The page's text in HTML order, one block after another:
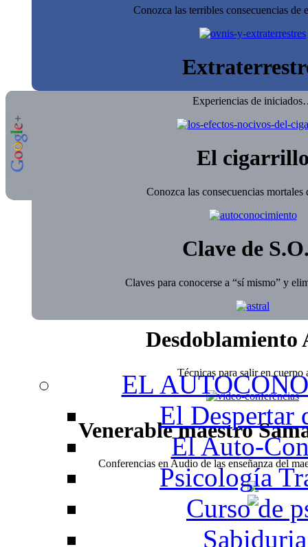
Conozca las terribles consecuencias de
Experiencias de
El
Conozca las consecuencias mortales
Clave de
Claves para conocerse a “sí mismo” y
Desdoblamiento
Técnicas para salir en cuerpo
Venerable maestro
Conferencias en Audio de las enseñanza del
EL
El Despertar
El Auto-
Psicología
Curso de